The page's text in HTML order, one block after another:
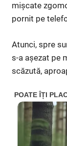
mișcate
pornit pe
Atunci, spre
s-a așezat pe
scăzută,